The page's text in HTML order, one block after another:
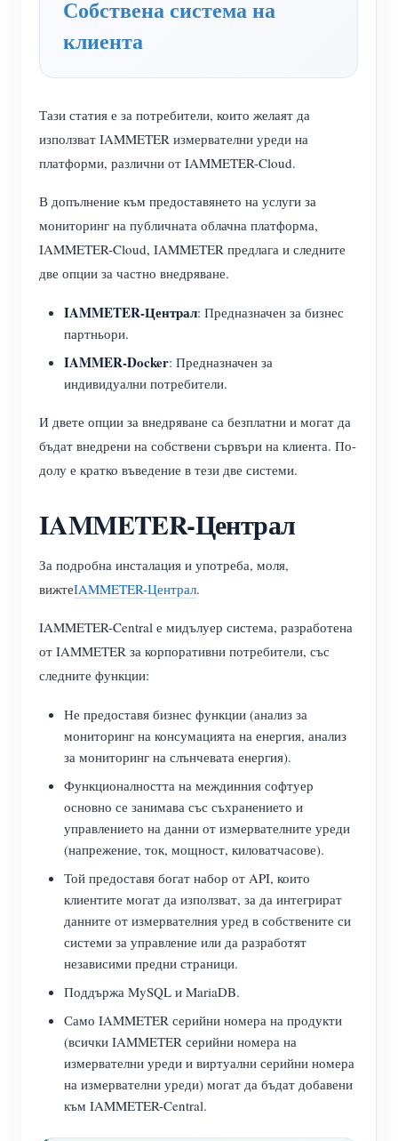
WiFi контролер за захранване
IAMMETER Cloud Pro
Услуга за самостоятелно хостване
EV зарядно устройство
IAMMETER Симулатор
Виртуален измервателен уред
Система за енергийно прогнозиране и симулация
Приложения
Енергиен монитор на слънчева фотоволтаична
система
Система за управление на фотоволтаични
нагреватели
Домашна автоматизация
Ресурси
Бърз старт на продукта
Документ
Обучително видео
ЧЗВ
Блогове
Общност
Разработчик
Разгледайте
Програма за награди
Контакт
За нас
Собствена система на
клиента
Тази статия е за потребители, които желаят да
използват IAMMETER измервателни уреди на
платформи, различни от IAMMETER-Cloud.
В допълнение към предоставянето на услуги за
мониторинг на публичната облачна платформа,
IAMMETER-Cloud, IAMMETER предлага и следните
две опции за частно внедряване.
IAMMETER-Централ: Предназначен за бизнес
партньори.
IAMMER-Docker: Предназначен за
индивидуални потребители.
И двете опции за внедряване са безплатни и могат да
бъдат внедрени на собствени сървъри на клиента. По-
долу е кратко въведение в тези две системи.
IAMMETER-Централ
За подробна инсталация и употреба, моля,
вижтеIAMMETER-Централ.
IAMMETER-Central е мидълуер система, разработена
от IAMMETER за корпоративни потребители, със
следните функции:
Не предоставя бизнес функции (анализ за
мониторинг на консумацията на енергия, анализ
за мониторинг на слънчевата енергия).
Функционалността на междинния софтуер
основно се занимава със съхранението и
управлението на данни от измервателните уреди
(напрежение, ток, мощност, киловатчасове).
Той предоставя богат набор от API, които
клиентите могат да използват, за да интегрират
данните от измервателния уред в собствените си
системи за управление или да разработят
независими предни страници.
Поддържа MySQL и MariaDB.
Само IAMMETER серийни номера на продукти
(всички IAMMETER серийни номера на
измервателни уреди и виртуални серийни номера
на измервателни уреди) могат да бъдат добавени
към IAMMETER-Central.